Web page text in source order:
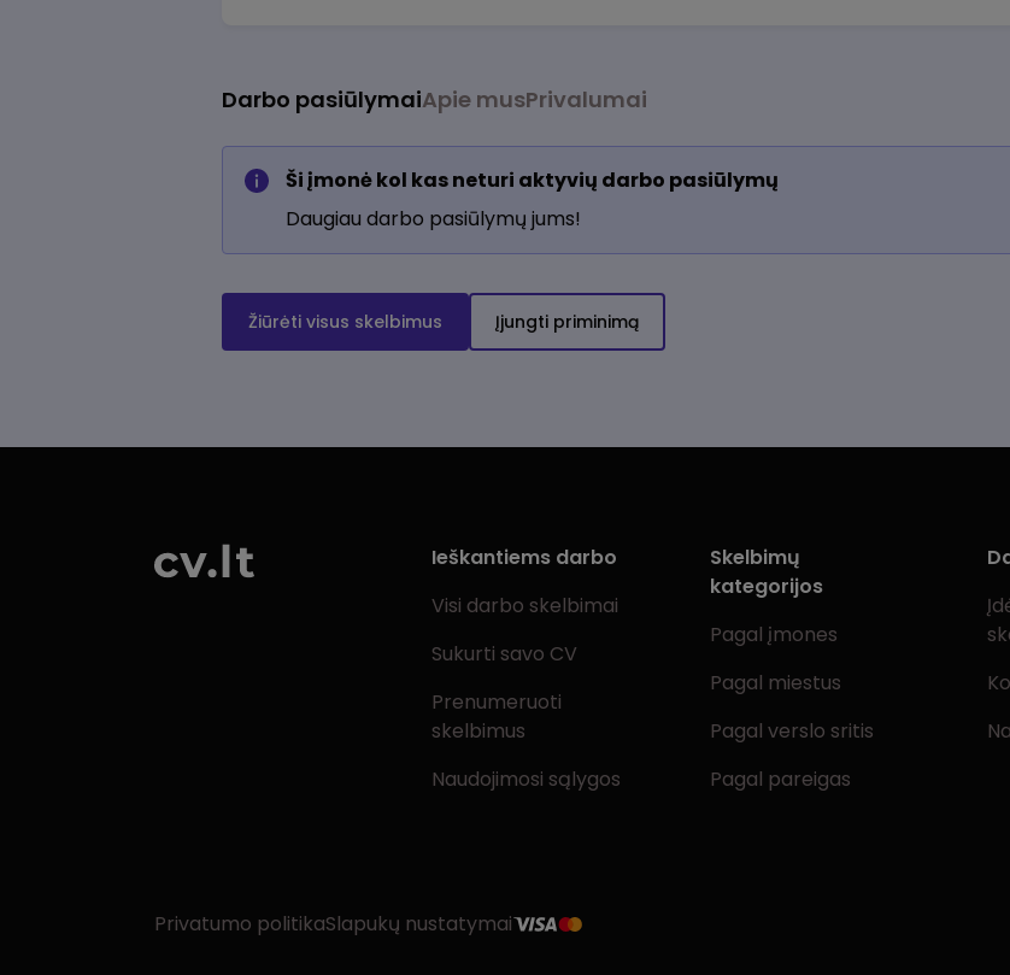
Darbo pasiūlymaiApie musPrivalumai
Ši įmonė kol kas neturi aktyvių darbo pasiūlymų
Daugiau darbo pasiūlymų jums!
Žiūrėti visus skelbimus Įjungti priminimą
Ieškantiems darbo
Visi darbo skelbimai
Sukurti savo CV
Prenumeruoti
skelbimus
Naudojimosi sąlygos
Skelbimų
kategorijos
Pagal įmones
Pagal miestus
Pagal verslo sritis
Pagal pareigas
Privatumo politikaSlapukų nustatymai